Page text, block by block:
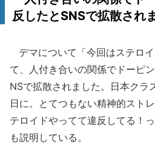
反したとSNSで拡散され
デマについて「今回はステロ
て、人付き合いの関係でドーピ
NSで拡散されました。日本クラ
日に。とてつもない精神的スト
テロイドやってて違反してる！
も説明している。